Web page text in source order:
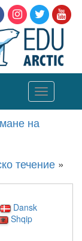
Toggle
navigation
на
течение »
Dansk
Shqip